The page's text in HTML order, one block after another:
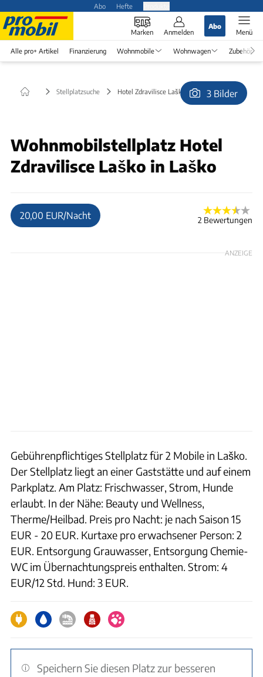
Abo Hefte
Marken Anmelden
Abo
Menü
Alle pro+ Artikel Finanzierung Wohnmobile Wohnwagen Zubehör
Stellplatzsuche Hotel Zdravilisce Laško in Laško3 Bilder
Wohnmobilstellplatz Hotel
Zdravilisce Laško in Laško
20,00 EUR/Nacht 2 Bewertungen
ANZEIGE
Gebührenpflichtiges Stellplatz für 2 Mobile in Laško.
Der Stellplatz liegt an einer Gaststätte und auf einem
Parkplatz. Am Platz: Frischwasser, Strom, Hunde
erlaubt. In der Nähe: Beauty und Wellness,
Therme/Heilbad. Preis pro Nacht: je nach Saison 15
EUR - 20 EUR. Kurtaxe pro erwachsener Person: 2
EUR. Entsorgung Grauwasser, Entsorgung Chemie-
WC im Übernachtungspreis enthalten. Strom: 4
EUR/12 Std. Hund: 3 EUR.
Speichern Sie diesen Platz zur besseren